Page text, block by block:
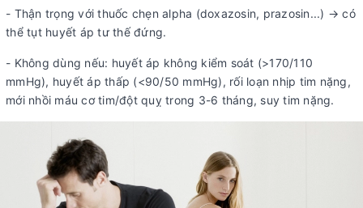
- Thận trọng với thuốc chẹn alpha (doxazosin, prazosin...) → có
thể tụt huyết áp tư thế đứng.
- Không dùng nếu: huyết áp không kiểm soát (>170/110
mmHg), huyết áp thấp (<90/50 mmHg), rối loạn nhịp tim nặng,
mới nhồi máu cơ tim/đột quỵ trong 3-6 tháng, suy tim nặng.